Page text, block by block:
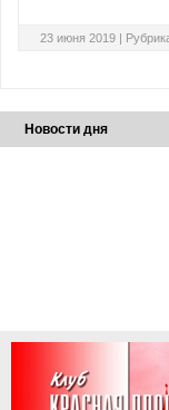
23 июня 2019 |
Новости дня